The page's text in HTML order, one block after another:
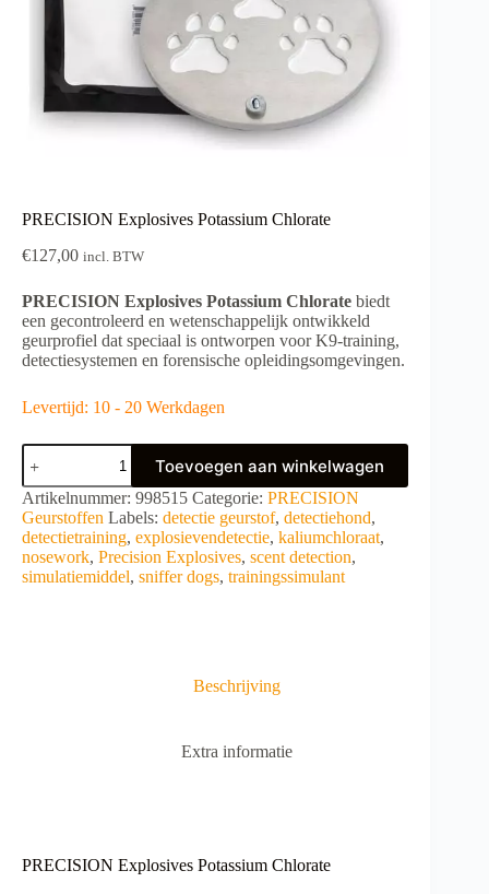
PRECISION Explosives Potassium Chlorate
€127,00 incl. BTW
PRECISION Explosives Potassium Chlorate biedt
een gecontroleerd en wetenschappelijk ontwikkeld
geurprofiel dat speciaal is ontworpen voor K9-training,
detectiesystemen en forensische opleidingsomgevingen.
Levertijd: 10 - 20 Werkdagen
PRECISION
Explosives
Potassium
Chlorate
aantal
Toevoegen aan winkelwagen
A
l
t
e
r
Artikelnummer: 998515 Categorie: PRECISION
Geurstoffen Labels: detectie geurstof, detectiehond,
detectietraining, explosievendetectie, kaliumchloraat,
nosework, Precision Explosives, scent detection,
simulatiemiddel, sniffer dogs, trainingssimulant
Beschrijving
Extra informatie
PRECISION Explosives Potassium Chlorate